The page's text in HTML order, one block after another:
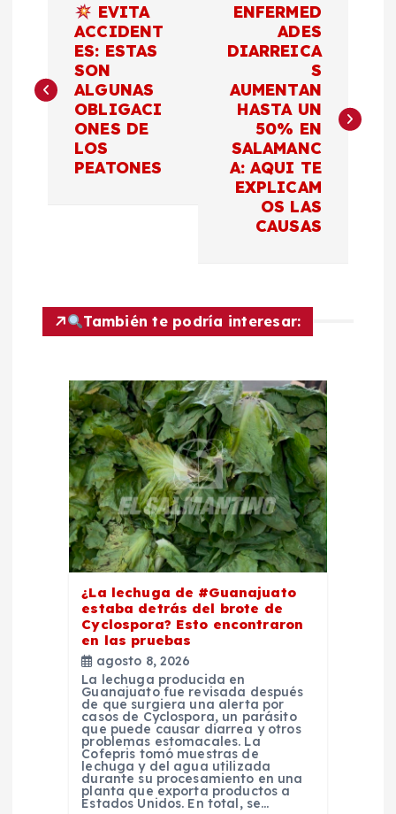
v
ó
EVITA
ACCIDENT
ES: ESTAS
SON
ALGUNAS
OBLIGACI
ONES DE
LOS
PEATONES
ENFERMED
ADES
DIARREICA
S
AUMENTAN
HASTA UN
50% EN
SALAMANC
A: AQUI TE
EXPLICAM
OS LAS
CAUSAS
También te podría interesar:
¿La lechuga de #Guanajuato
estaba detrás del brote de
Cyclospora? Esto encontraron
en las pruebas
agosto 8, 2026
La lechuga producida en
Guanajuato fue revisada después
de que surgiera una alerta por
casos de Cyclospora, un parásito
que puede causar diarrea y otros
problemas estomacales. La
Cofepris tomó muestras de
lechuga y del agua utilizada
durante su procesamiento en una
planta que exporta productos a
Estados Unidos. En total, se…